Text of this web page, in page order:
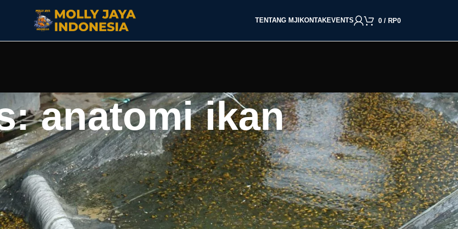
TENTANG MJI KONTAKEVENTS 0 / RP0
anatomi ikan
beradaptasi. Mata untuk melihat
pernapasan, sirip mengatur keseimbangan, ekor
BACA BERDASARKAN JENIS IKAN